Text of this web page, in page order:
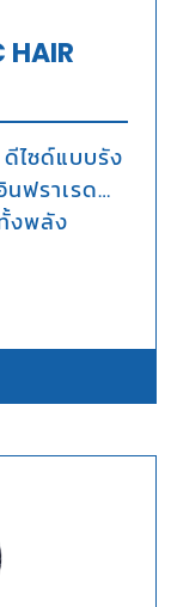
HAIR
ดีไซด์แบบรัง
ฟราเรด
งพลัง